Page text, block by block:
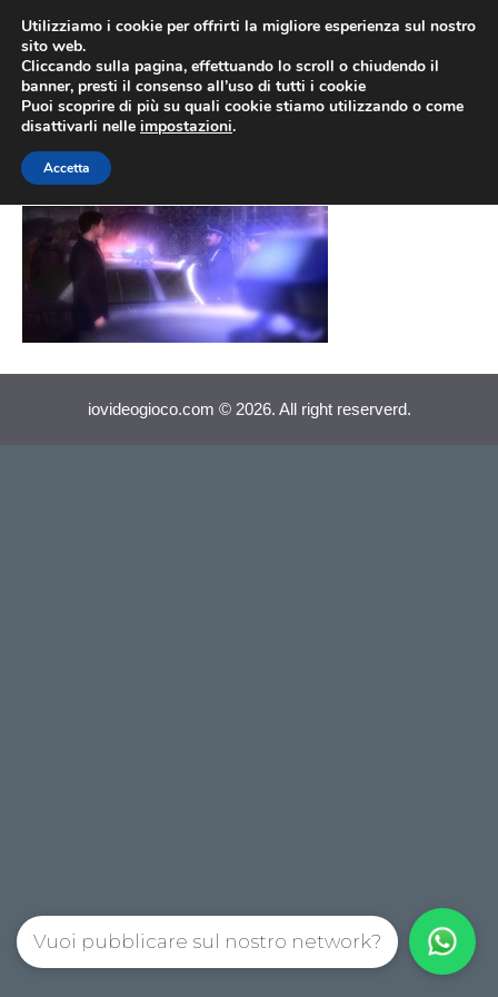
contenuto
Heavy Rain (013)
iovideogioco.com © 2026. All right reserverd.
Utilizziamo i cookie per offrirti la migliore esperienza sul nostro
sito web.
Cliccando sulla pagina, effettuando lo scroll o chiudendo il
banner, presti il consenso all’uso di tutti i cookie
Puoi scoprire di più su quali cookie stiamo utilizzando o come
disattivarli nelle impostazioni.
Accetta
Vuoi pubblicare sul nostro network?